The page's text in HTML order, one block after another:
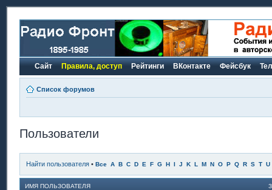
Сайт Правила, доступ Рейтинги ВКонтакте Фейсбук
Список форумов
Пользователи
Найти пользователя • Все A B C D E F G H I J K L M N O P Q R S T U
ИМЯ ПОЛЬЗОВАТЕЛЯ